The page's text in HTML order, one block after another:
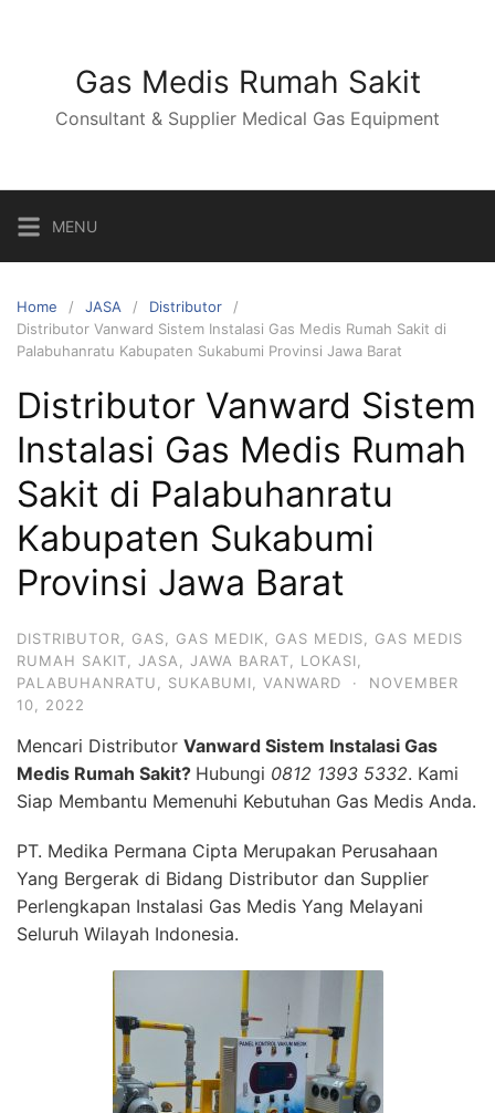
Gas Medis Rumah Sakit
Consultant & Supplier Medical Gas Equipment
MENU
Home JASA
Distributor
Distributor Vanward Sistem Instalasi Gas Medis Rumah Sakit di
Palabuhanratu Kabupaten Sukabumi Provinsi Jawa Barat
Distributor Vanward Sistem
Instalasi Gas Medis Rumah
Sakit di Palabuhanratu
Kabupaten Sukabumi
Provinsi Jawa Barat
DISTRIBUTOR GAS GAS MEDIK GAS MEDIS
GAS MEDIS
RUMAH SAKIT
JASA JAWA BARAT LOKASI
PALABUHANRATU
SUKABUMI VANWARD ·
NOVEMBER
10, 2022
Mencari Distributor Vanward Sistem Instalasi Gas
Medis Rumah Sakit? Hubungi 0812 1393 5332. Kami
Siap Membantu Memenuhi Kebutuhan Gas Medis Anda.
PT. Medika Permana Cipta Merupakan Perusahaan
Yang Bergerak di Bidang Distributor dan Supplier
Perlengkapan Instalasi Gas Medis Yang Melayani
Seluruh Wilayah Indonesia.